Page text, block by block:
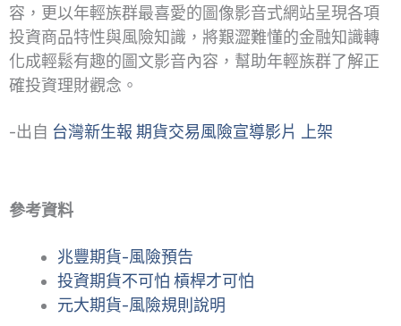
容，更以年輕族群最喜愛的圖像影音式網站呈現各項
投資商品特性與風險知識，將艱澀難懂的金融知識轉
化成輕鬆有趣的圖文影音內容，幫助年輕族群了解正
確投資理財觀念。
-出自 台灣新生報 期貨交易風險宣導影片 上架
參考資料
兆豐期貨-風險預告
投資期貨不可怕 槓桿才可怕
元大期貨-風險規則說明